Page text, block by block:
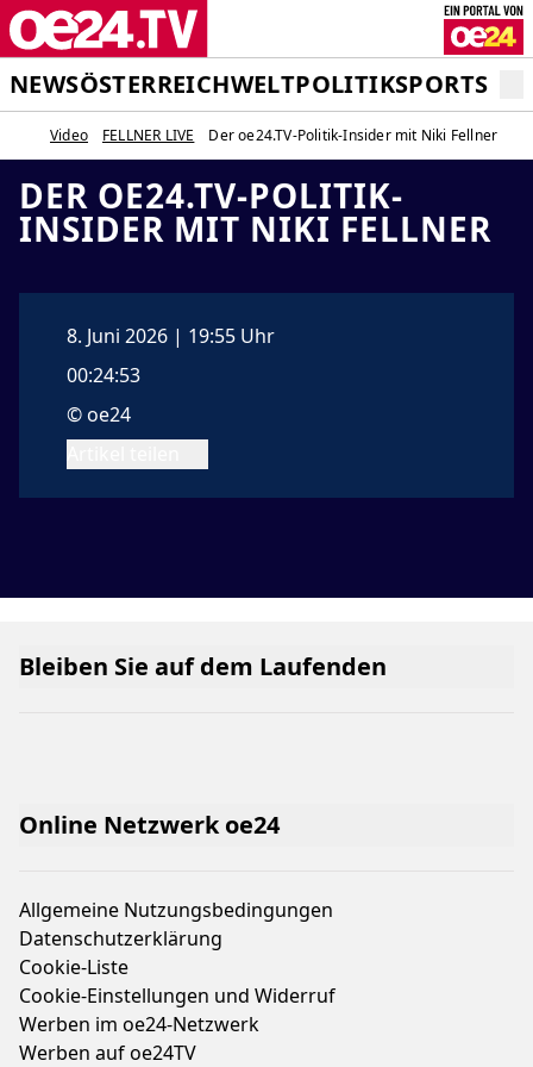
NEWSÖSTERREICHWELTPOLITIKSPORT
Video FELLNER LIVE Der oe24.TV-Politik-Insider mit Niki Fellner
DER OE24.TV-POLITIK-
INSIDER MIT NIKI FELLNER
8. Juni 2026 | 19:55 Uhr
00:24:53
© oe24
Online Netzwerk oe24
Allgemeine Nutzungsbedingungen
Datenschutzerklärung
Cookie-Liste
Cookie-Einstellungen und Widerruf
Werben im oe24-Netzwerk
Werben auf oe24TV
Bleiben Sie auf dem Laufenden